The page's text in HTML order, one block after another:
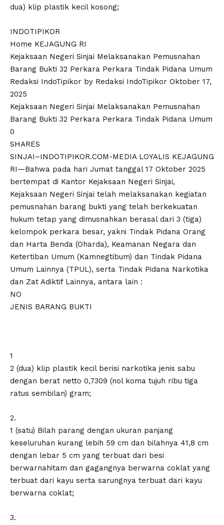
dua) klip plastik kecil kosong;
INDOTIPIKOR
Home KEJAGUNG RI
Kejaksaan Negeri Sinjai Melaksanakan Pemusnahan
Barang Bukti 32 Perkara Perkara Tindak Pidana Umum
Redaksi IndoTipikor by Redaksi IndoTipikor Oktober 17,
2025
Kejaksaan Negeri Sinjai Melaksanakan Pemusnahan
Barang Bukti 32 Perkara Perkara Tindak Pidana Umum
0
SHARES
SINJAI–INDOTIPIKOR.COM-MEDIA LOYALIS KEJAGUNG
RI—Bahwa pada hari Jumat tanggal 17 Oktober 2025
bertempat di Kantor Kejaksaan Negeri Sinjai,
Kejaksaan Negeri Sinjai telah melaksanakan kegiatan
pemusnahan barang bukti yang telah berkekuatan
hukum tetap yang dimusnahkan berasal dari 3 (tiga)
kelompok perkara besar, yakni Tindak Pidana Orang
dan Harta Benda (Oharda), Keamanan Negara dan
Ketertiban Umum (Kamnegtibum) dan Tindak Pidana
Umum Lainnya (TPUL), serta Tindak Pidana Narkotika
dan Zat Adiktif Lainnya, antara lain :
NO
JENIS BARANG BUKTI
1
2 (dua) klip plastik kecil berisi narkotika jenis sabu
dengan berat netto 0,7309 (nol koma tujuh ribu tiga
ratus sembilan) gram;
2.
1 (satu) Bilah parang dengan ukuran panjang
keseluruhan kurang lebih 59 cm dan bilahnya 41,8 cm
dengan lebar 5 cm yang terbuat dari besi
berwarnahitam dan gagangnya berwarna coklat yang
terbuat dari kayu serta sarungnya terbuat dari kayu
berwarna coklat;
3.